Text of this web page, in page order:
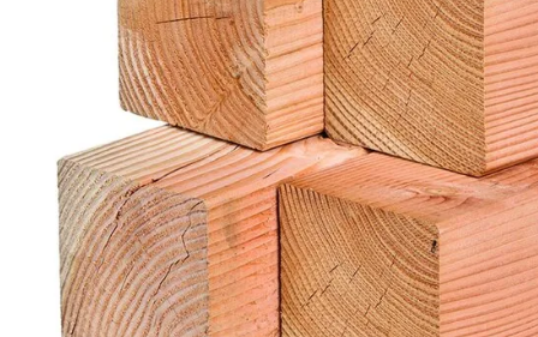
madera fácil
que permite su
carpintería,
construcción
4. Excelente
Precio
En
maderas de
abeto Douglas
precio
comprometer